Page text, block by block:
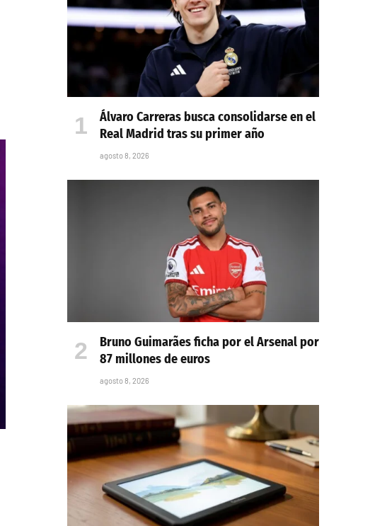
Álvaro Carreras busca consolidarse en el
Real Madrid tras su primer año
agosto 8, 2026
Bruno Guimarães ficha por el Arsenal por
87 millones de euros
agosto 8, 2026